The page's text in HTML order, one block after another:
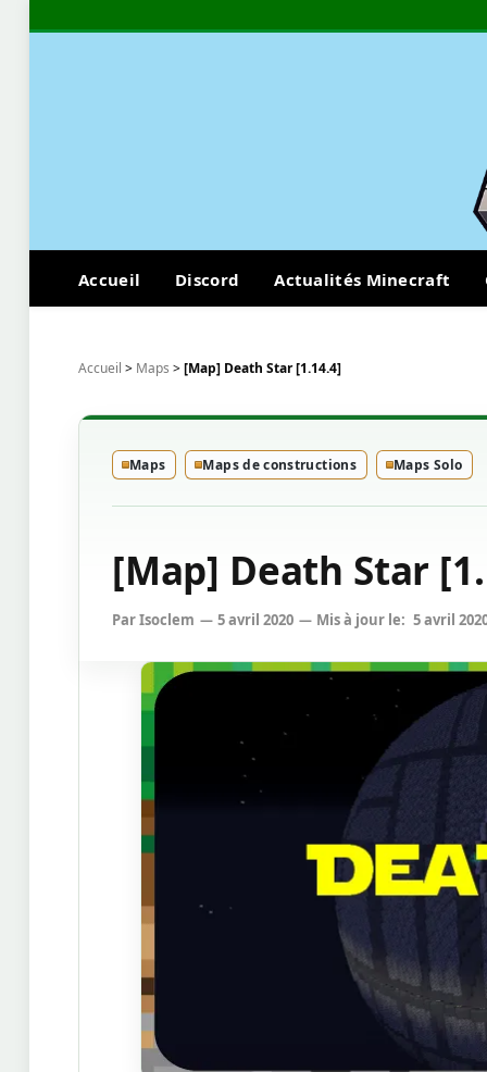
Accueil Discord Actualités Minecraft
Accueil > Maps >[Map] Death Star [1.14.4]
Maps Maps de constructions Maps Solo
[Map] Death Star
ParIsoclem 5 avril 2020 Mis à jour le: 5 avril